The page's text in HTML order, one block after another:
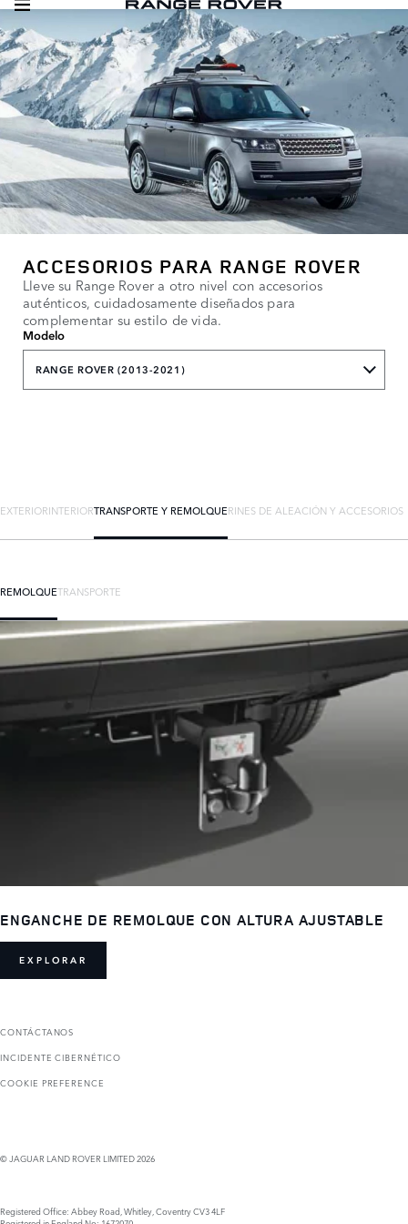
ACCESORIOS PARA RANGE ROVER
Lleve su Range Rover a otro nivel con accesorios
auténticos, cuidadosamente diseñados para
complementar su estilo de vida.
Modelo
RANGE ROVER (2013-2021)
EXTERIORINTERIORTRANSPORTE Y REMOLQUERINES DE ALEACIÓN Y ACCESORIOS
REMOLQUETRANSPORTE
ENGANCHE DE REMOLQUE CON ALTURA AJUSTABLE
EXPLORAR
CONTÁCTANOS
INCIDENTE CIBERNÉTICO
COOKIE PREFERENCE
© JAGUAR LAND ROVER LIMITED 2026
Registered Office: Abbey Road, Whitley, Coventry CV3 4LF